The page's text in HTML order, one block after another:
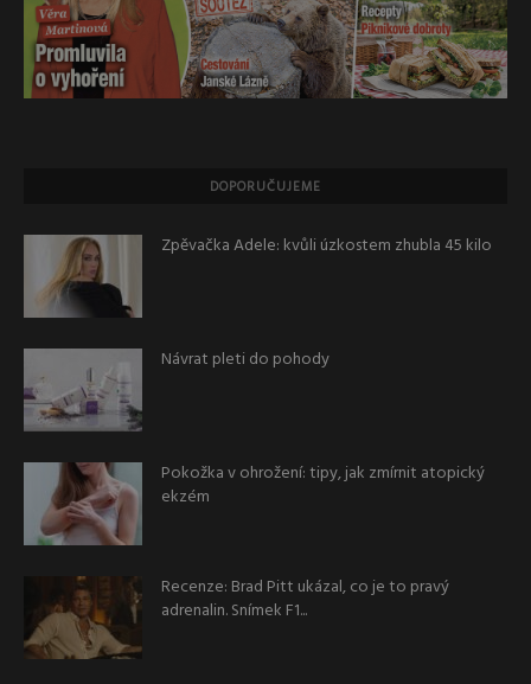
DOPORUČUJEME
Zpěvačka Adele: kvůli úzkostem zhubla 45 kilo
Návrat pleti do pohody
Pokožka v ohrožení: tipy, jak zmírnit atopický
ekzém
Recenze: Brad Pitt ukázal, co je to pravý
adrenalin. Snímek F1...